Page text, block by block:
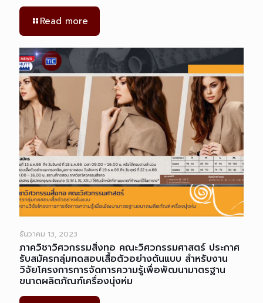
Read more
ธันวาคม 13, 2023
ภาควิชาวิศวกรรมสิ่งทอ คณะวิศวกรรมศาสตร์ ประกาศ
รับสมัครกลุ่มทดสอบเสื้อตัวอย่างต้นแบบ สำหรับงาน
วิจัยโครงการการจัดการความรู้เพื่อพัฒนามาตรฐาน
ขนาดผลิตภัณฑ์เครื่องนุ่งห่ม